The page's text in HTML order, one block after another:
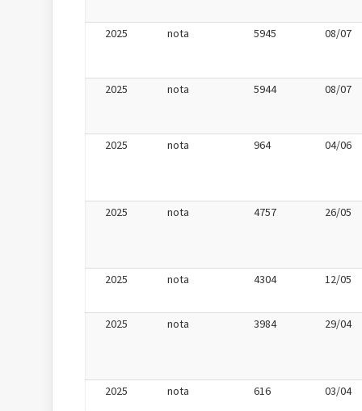
2025 nota 5945 08/07
2025 nota 5944 08/07
2025 nota 964 04/06
2025 nota 4757 26/05
2025 nota 4304 12/05
2025 nota 3984 29/04
2025 nota 616 03/04